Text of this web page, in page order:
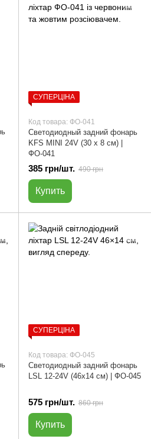
СУПЕРЦІНА
Код товара: ФО-041
Светодиодный задний фонарь
KFS MINI 24V (30 х 8 см) |
ФО-041
385 грн/шт. 490 грн
Купить
СУПЕРЦІНА
Код товара: ФО-045
Светодиодный задний фонарь
LSL 12-24V (46х14 см) | ФО-045
575 грн/шт. 860 грн
Купить